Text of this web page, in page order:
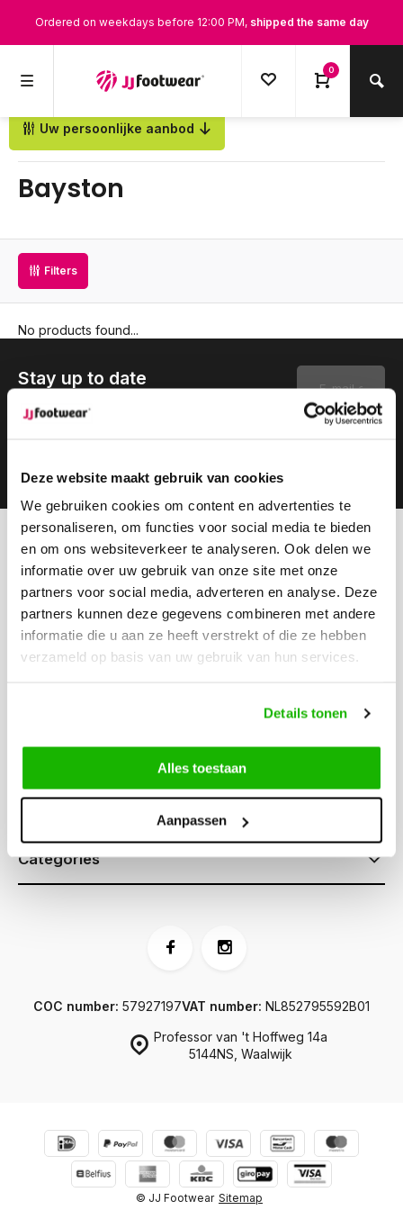
Deze website maakt gebruik van cookies
We gebruiken cookies om content en advertenties te
personaliseren, om functies voor social media te bieden
en om ons websiteverkeer te analyseren. Ook delen we
informatie over uw gebruik van onze site met onze
partners voor social media, adverteren en analyse. Deze
partners kunnen deze gegevens combineren met andere
informatie die u aan ze heeft verstrekt of die ze hebben
verzameld op basis van uw gebruik van hun services.
Details tonen
Alles toestaan
Aanpassen
Ordered on weekdays before 12:00 PM, shipped the same day
0
Uw persoonlijke aanbod
Bayston
Filters
No products found...
Stay up to date
Can we help?
Customer service:
visiting hours
Call us
Categories
Professor van 't Hoffweg 14a
5144NS, Waalwijk
COC number: 57927197VAT number: NL852795592B01
© JJ Footwear Sitemap